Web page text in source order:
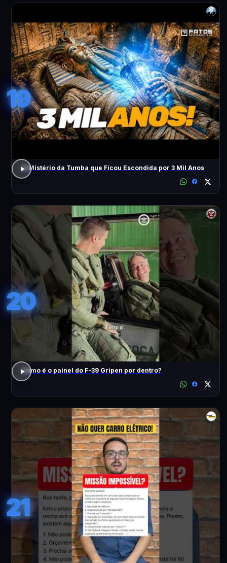
19
O Mistério da Tumba que Ficou Escondida por 3 Mil Anos
20
Como é o painel do F-39 Gripen por dentro?
21